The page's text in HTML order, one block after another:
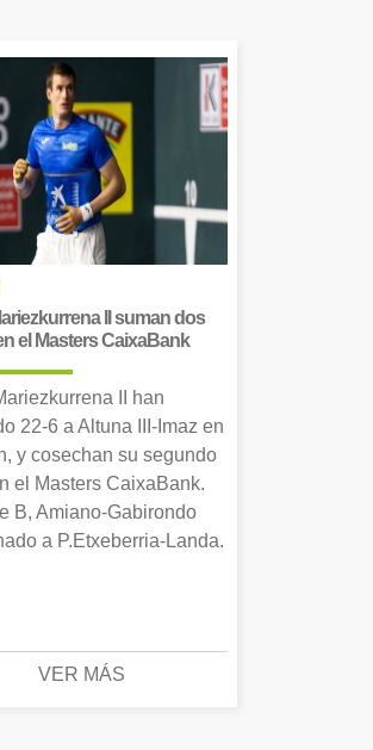
II suman dos
el Masters CaixaBank
II han
22-6 a Altuna III-Imaz en
y cosechan su segundo
el Masters CaixaBank.
B, Amiano-Gabirondo
a P.Etxeberria-Landa.
VER MÁS